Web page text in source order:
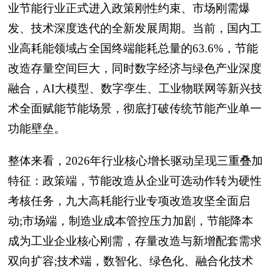
业节能行业正式进入政策刚性约束、市场刚需爆
发、技术深度迭代的全新发展周期。当前，国内工
业高耗能领域占全国终端能耗总量的63.6%，节能
改造存量空间巨大，同时数字经济与绿色产业深度
融合，AI大模型、数字孪生、工业物联网等新兴技
术全面赋能节能场景，彻底打破传统节能产业单一
功能壁垒。
整体来看，2026年行业核心增长驱动呈现三重叠加
特征：政策端，节能改造从企业可选动作转为硬性
考核任务，九大高耗能行业专项改造攻坚全面启
动;市场端，制造业成本管控压力加剧，节能降本
成为工业企业核心刚需，存量改造与新增配套需求
双向扩容;技术端，数智化、绿色化、融合化技术